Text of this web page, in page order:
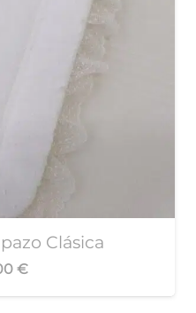
Clásica
€